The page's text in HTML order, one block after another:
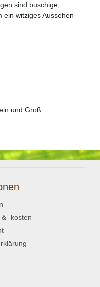
sind buschige,
ein witziges Aussehen
und Groß.
-kosten